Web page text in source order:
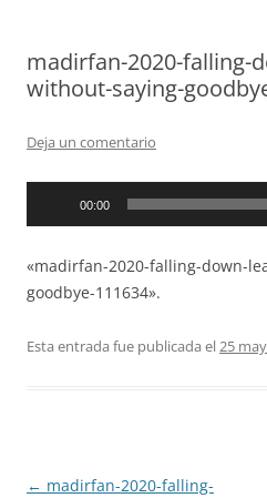
madirfan-2020-falling-
without-saying-
Deja un comentario
00:00
«madirfan-2020-falling-down-
goodbye-111634».
Esta entrada fue publicada el25
Navegación
← madirfan-2020-falling-